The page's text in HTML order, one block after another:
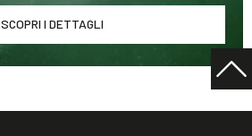
SCOPRI I DETTAGLI